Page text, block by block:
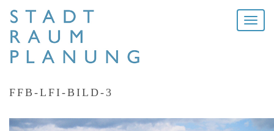
Toggle
FFB-LFI-BILD-3